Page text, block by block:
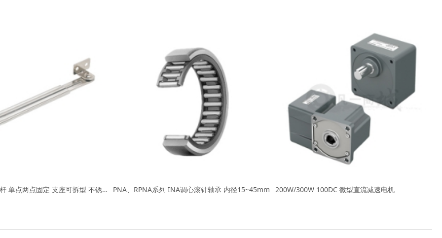
自动锁定伸缩撑杆 单点两点固定 支座可拆型 不锈钢 PNA、RPNA系列 INA调心滚针轴承 内径15~45mm 200W/300W 100DC 微型直流减速电机